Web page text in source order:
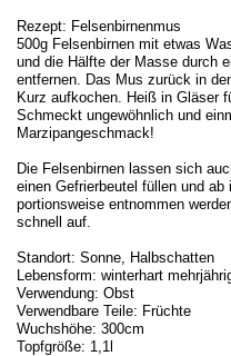
Rezept: Felsenbirnenmus
500g Felsenbirnen mit etwas
und die Hälfte der Masse durch
entfernen. Das Mus zurück in
Kurz aufkochen. Heiß in Gläser
Schmeckt ungewöhnlich und
Marzipangeschmack!
Die Felsenbirnen lassen sich
einen Gefrierbeutel füllen und
portionsweise entnommen
schnell auf.
Standort: Sonne, Halbschatten
Lebensform: winterhart
Verwendung: Obst
Verwendbare Teile: Früchte
Wuchshöhe: 300cm
Topfgröße: 1,1l